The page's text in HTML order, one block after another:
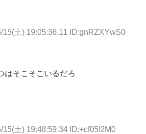
15(土) 19:05:36.11 ID:gnRZXYwS0
はそこそこいるだろ
15(土) 19:48:59.34 ID:+cf05l2M0